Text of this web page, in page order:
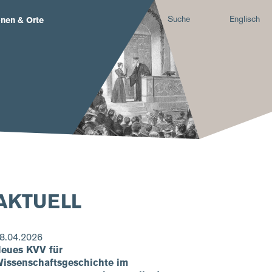
& Orte Suche Englisch
KVV für
im